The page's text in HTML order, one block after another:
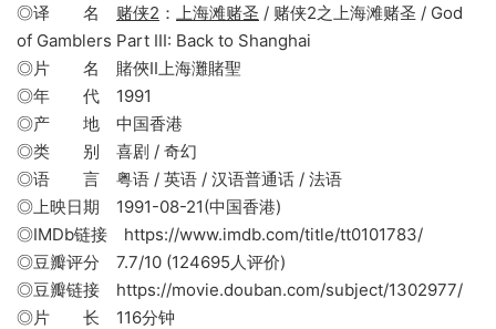
◎译 名 赌侠2 ： 上海滩赌圣 / 赌侠2之上海滩赌圣 / God
of Gamblers Part III: Back to Shanghai
◎片 名 賭俠II上海灘賭聖
◎年 代 1991
◎产 地 中国香港
◎类 别 喜剧 / 奇幻
◎语 言 粤语 / 英语 / 汉语普通话 / 法语
◎上映日期 1991-08-21(中国香港)
◎IMDb链接 https://www.imdb.com/title/tt0101783/
◎豆瓣评分 7.7/10 (124695人评价)
◎豆瓣链接 https://movie.douban.com/subject/1302977/
◎片 长 116分钟